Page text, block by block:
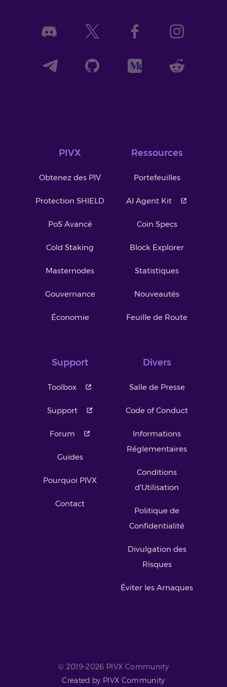
PIVX
Obtenez des PIV
Protection SHIELD
PoS Avancé
Cold Staking
Masternodes
Gouvernance
Économie
Ressources
Portefeuilles
AI Agent Kit
Coin Specs
Block Explorer
Statistiques
Nouveautés
Feuille de Route
Support
Toolbox
Support
Forum
Guides
Pourquoi PIVX
Contact
Divers
Salle de Presse
Code of Conduct
Informations
Réglementaires
Conditions
d'Utilisation
Politique de
Confidentialité
Divulgation des
Risques
Éviter les Arnaques
© 2019-2026 PIVX Community
Created by PIVX Community